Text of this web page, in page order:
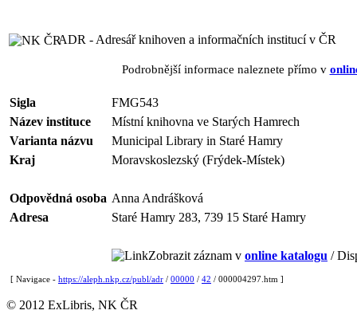
ADR - Adresář knihoven a informačních institucí v ČR
Podrobnější informace naleznete přímo v
Sigla
FMG543
Název instituce
Místní knihovna ve Starých Hamrech
Varianta názvu
Municipal Library in Staré Hamry
Kraj
Moravskoslezský (Frýdek-Místek)
Odpovědná osoba Anna Andrášková
Adresa
Staré Hamry 283, 739 15 Staré Hamry
Zobrazit záznam v online katalogu /
[ Navigace - https://aleph.nkp.cz/publ/adr / 00000 / 42 / 000004297.htm ]
© 2012 ExLibris, NK ČR